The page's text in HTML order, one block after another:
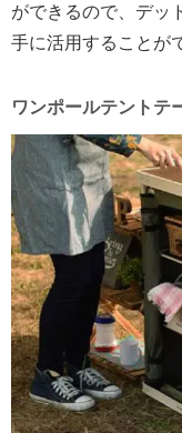
ができるので、デッ
手に活用することが
ワンポールテントテ